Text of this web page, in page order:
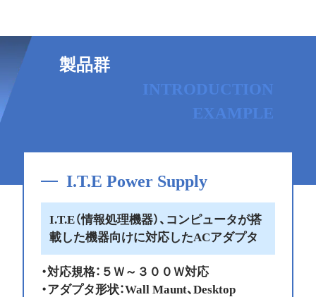
製品群
INTRODUCTION
EXAMPLE
I.T.E Power Supply
I.T.E（情報処理機器）、コンピュータが搭
載した機器向けに対応したACアダプタ
・対応規格：５Ｗ～３００Ｗ対応
・アダプタ形状：Wall Maunt、Desktop